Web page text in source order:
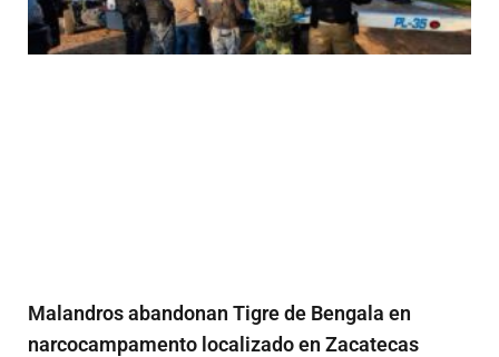
Malandros abandonan Tigre de Bengala en
narcocampamento localizado en Zacatecas